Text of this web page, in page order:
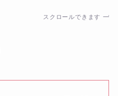
スクロールできます